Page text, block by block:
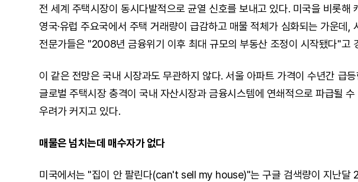
전 세계 주택시장이 동시다발적으로 균열 신호를 보내고 있다. 미국을 비롯해
영국·유럽 주요국에서 주택 거래량이 급감하고 매물 적체가 심화되는 가운데,
전문가들은 "2008년 금융위기 이후 최대 규모의 부동산 조정이 시작됐다"고
이 같은 전망은 국내 시장과도 무관하지 않다. 서울 아파트 가격이 수년간 급
글로벌 주택시장 충격이 국내 자산시장과 금융시스템에 연쇄적으로 파급될 수
우려가 커지고 있다.
매물은 넘치는데 매수자가 없다
미국에서는 "집이 안 팔린다(can't sell my house)"는 구글 검색량이 지난달